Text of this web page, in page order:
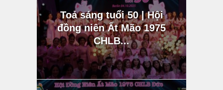
Toả sáng tuổi 50 | Hội
đồng niên Ất Mão 1975
CHLB...